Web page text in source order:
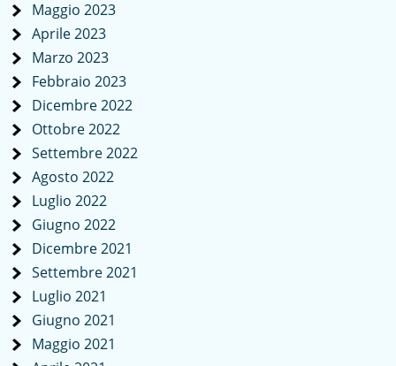
Maggio 2023
Aprile 2023
Marzo 2023
Febbraio 2023
Dicembre 2022
Ottobre 2022
Settembre 2022
Agosto 2022
Luglio 2022
Giugno 2022
Dicembre 2021
Settembre 2021
Luglio 2021
Giugno 2021
Maggio 2021